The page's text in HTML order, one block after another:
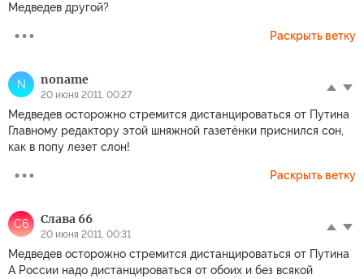
Медведев другой?
Раскрыть ветку
N noname
20 июня 2011, 00:27
Медведев осторожно стремится дистанцироваться от Путина
Главному редактору этой шняжной газетёнки приснился сон,
как в попу лезет слон!
Раскрыть ветку
С6 Слава 66
20 июня 2011, 00:31
Медведев осторожно стремится дистанцироваться от Путина
А России надо дистанцироваться от обоих и без всякой